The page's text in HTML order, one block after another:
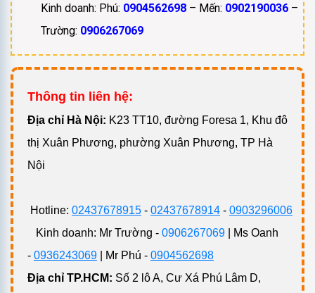
Kinh doanh: Phú: 0904562698 – Mến: 0902190036 –
Trường: 0906267069
Thông tin liên hệ:
Địa chỉ Hà Nội: K23 TT10, đường Foresa 1, Khu đô
thị Xuân Phương, phường Xuân Phương, TP Hà
Nội
Hotline: 02437678915 - 02437678914 - 0903296006
Kinh doanh: Mr Trường - 0906267069 | Ms Oanh
- 0936243069 | Mr Phú - 0904562698
Địa chỉ TP.HCM: Số 2 lô A, Cư Xá Phú Lâm D,